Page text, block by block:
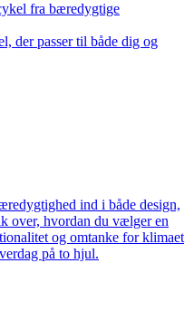
fra bæredygtige
der passer til både dig og
ind i både design,
over, hvordan du vælger en
og omtanke for klimaet
på to hjul.